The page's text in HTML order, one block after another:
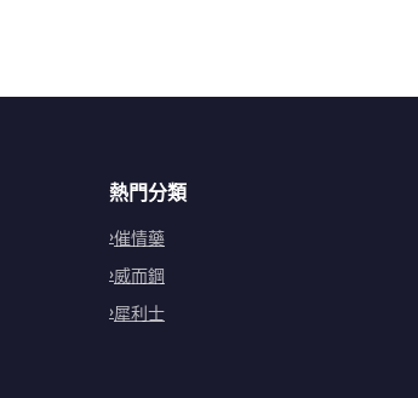
熱門分類
催情藥
威而鋼
犀利士